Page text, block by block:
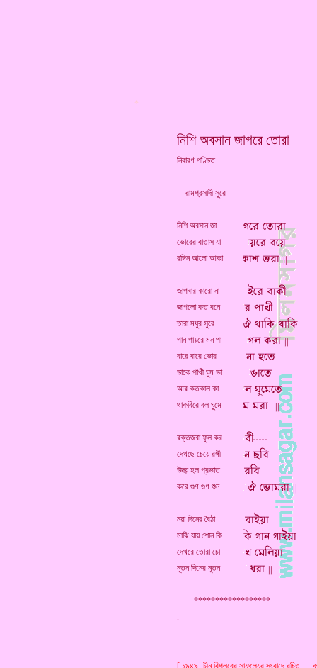
নিশি অবসান জাগরে তোরা
নিবারণ পণ্ডিত
রামপ্রসাদী সুরে
নিশি অবসান জা
ভোরের বাতাস যা
রঙ্গিন আলো আকা
জাগবার কারো না
জাগলো কত বনে
তারা মধুর সুরে
গান গায়রে মন পা
বারে বারে ভোর
ডাকে পাখী ঘুম ভা
আর কতকাল কা
থাকবিরে বল ঘুমে
রক্তজবা ফুল কর
দেখছে চেয়ে রঙ্গী
উদয় হল প্রভাত
করে গুণ গুণ শুন
নয়া দিনের বৈঠা
মাঝি যায় শোন কি
দেখরে তোরা চো
নূতন দিনের নূতন
. ******************
[ ১৯৪৯ -চীন বিপ্লবের সাফল্যের সংবাদে রচিত ---
*